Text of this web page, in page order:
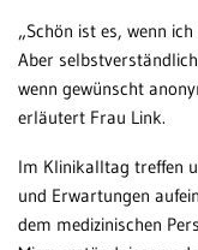
„Schön ist es, wenn
Aber
wenn gewünscht
erläutert Frau Link.
Im Klinikalltag treffen
und Erwartungen
dem medizinischen